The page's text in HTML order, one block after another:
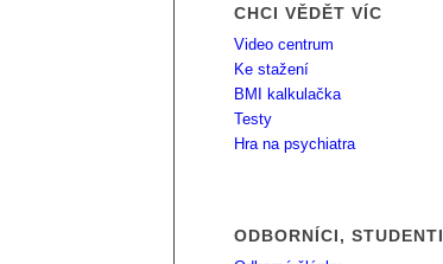
CHCI VĚDĚT VÍC
Video centrum
Ke stažení
BMI kalkulačka
Testy
Hra na psychiatra
ODBORNÍCI, STUDENTI